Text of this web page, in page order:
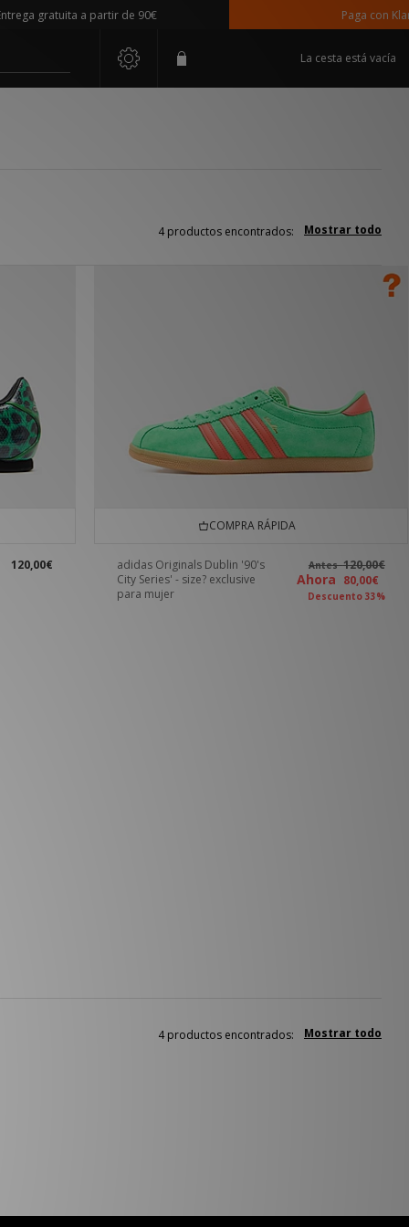
gratuita a partir de 90€ Paga con Klarna
La cesta está vacía
Mostrar todo
4 productos encontrados:
120,00€
COMPRA RÁPIDA
adidas Originals Dublin '90's
City Series' - size? exclusive
para mujer
Antes120,00€
Ahora 80,00€
Descuento 33%
Mostrar todo
4 productos encontrados: